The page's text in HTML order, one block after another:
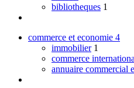
bibliotheques 1
commerce et economie 4
immobilier 1
commerce
annuaire commercial